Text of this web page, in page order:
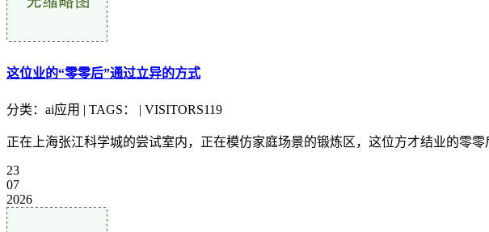
这位业的“零零后”通过立异的方式
分类：ai应用 | TAGS： | VISITORS119
正在上海张江科学城的尝试室内，正在模仿家庭场景的锻炼区，这位方才结业的零
23
07
2026